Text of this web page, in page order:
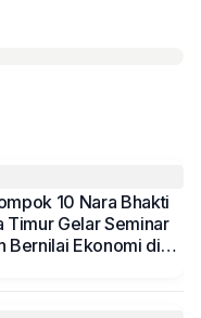
10 Nara Bhakti
Gelar Seminar
Bernilai Ekonomi di